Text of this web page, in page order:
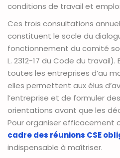
conditions de travail et
Ces trois consultations
constituent le socle du
fonctionnement du comité
L. 2312-17 du Code du travail).
toutes les entreprises d’au
elles permettent aux élus
l’entreprise et de formuler
orientations avant que les
Pour organiser efficacement
cadre des réunions CSE
indispensable à maîtriser.